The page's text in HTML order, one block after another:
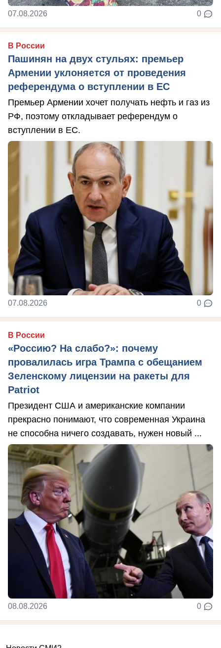
07.08.2026 0
В России
Пашинян на двух стульях: премьер
Армении уклоняется от проведения
референдума о вступлении в ЕС
Премьер Армении хочет получать нефть и газ из
РФ, поэтому откладывает референдум о
вступлении в ЕС.
07.08.2026 0
В России
«Россию? На слабо?»: почему
провалилась игра Трампа с обещанием
Зеленскому лицензии на ракеты для
Patriot
Президент США и американские компании
прекрасно понимают, что современная Украина
не способна ничего создавать, нужен новый ...
08.08.2026 0